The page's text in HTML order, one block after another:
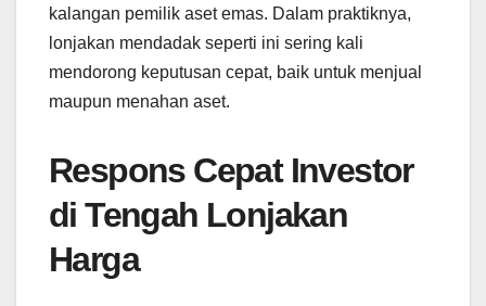
kalangan pemilik aset emas. Dalam praktiknya,
lonjakan mendadak seperti ini sering kali
mendorong keputusan cepat, baik untuk menjual
maupun menahan aset.
Respons Cepat Investor
di Tengah Lonjakan
Harga